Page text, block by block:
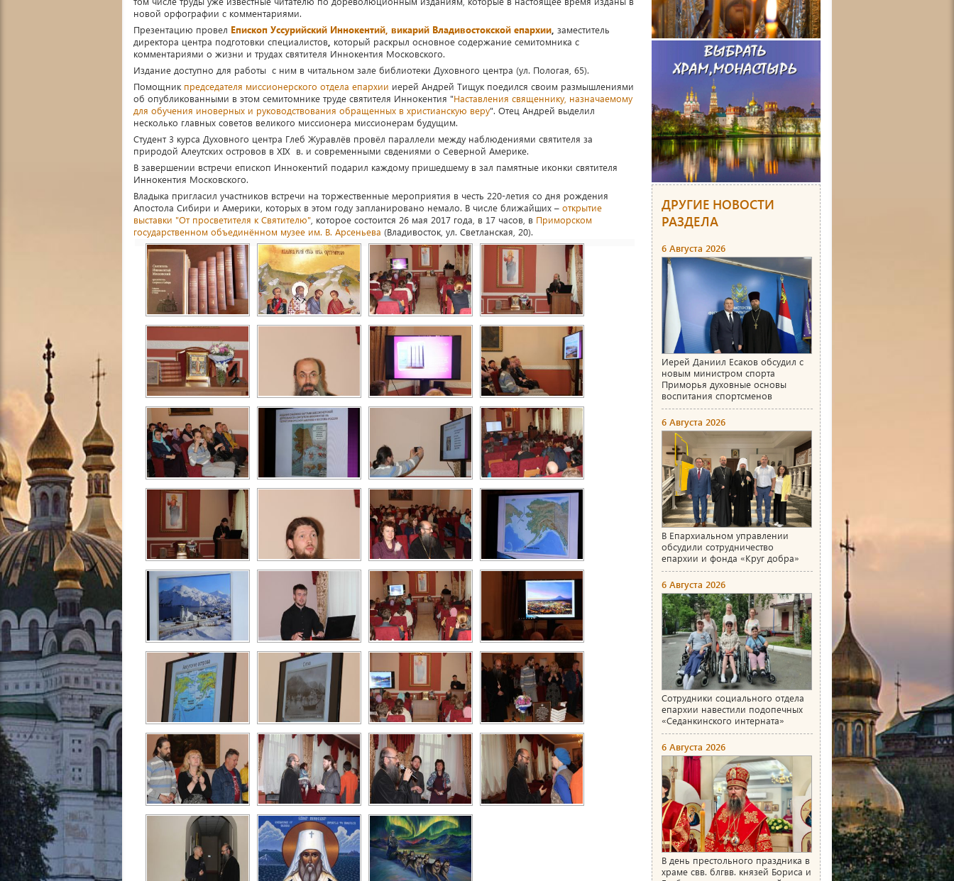
новой орфографии с комментариями.
Презентацию провел Епископ Уссурийский Иннокентий, викарий Владивостокской епархии заместитель
директора центра подготовки специалистов который раскрыл основное содержание семитомника с
комментариями о жизни и трудах святителя Иннокентия Московского.
Издание доступно для работы с ним в читальном зале библиотеки Духовного центра (ул. Пологая, 65).
Помощник председателя миссионерского отдела епархии иерей Андрей Тищук поедился своим размышлениями
об опубликованными в этом семитомнике труде святителя Иннокентия "Наставления священнику, назначаемому
для обучения иноверных и руководствования обращенных в христианскую веру". Отец Андрей выделил
несколько главных советов великого миссионера миссионерам будущим.
Студент 3 курса Духовного центра Глеб Журавлёв провёл параллели между наблюдениями святителя за
природой Алеутских островов в XIX в. и современными свдениями о Северной Америке.
В завершении встречи епископ Иннокентий подарил каждому пришедшему в зал памятные иконки святителя
Иннокентия Московского.
Владыка пригласил участников встречи на торжественные мероприятия в честь 220-летия со дня рождения
Апостола Сибири и Америки, которых в этом году запланировано немало. В числе ближайших – открытие
выставки "От просветителя к Святителю" , которое состоится 26 мая 2017 года, в 17 часов, в Приморском
государственном объединённом музее им. В. Арсеньева (Владивосток, ул. Светланская, 20).
ДРУГИЕ НОВОСТИ
РАЗДЕЛА
6 Августа 2026
Иерей Даниил Есаков обсудил с
новым министром спорта
Приморья духовные основы
воспитания спортсменов
6 Августа 2026
В Епархиальном управлении
обсудили сотрудничество
епархии и фонда «Круг добра»
6 Августа 2026
Сотрудники социального отдела
епархии навестили подопечных
«Седанкинского интерната»
6 Августа 2026
В день престольного праздника в
храме свв. блгвв. князей Бориса и